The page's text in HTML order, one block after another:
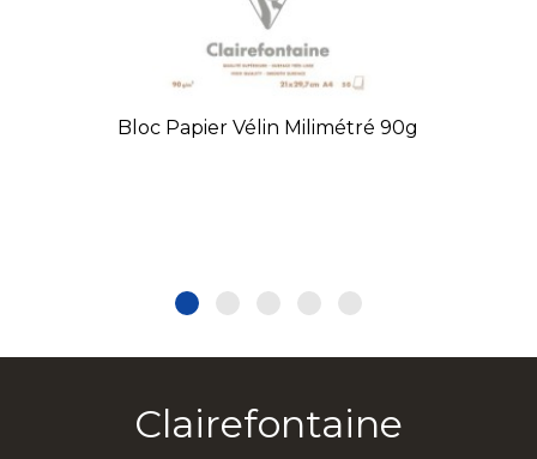
Bloc Papier Vélin Milimétré 90g
Clairefontaine